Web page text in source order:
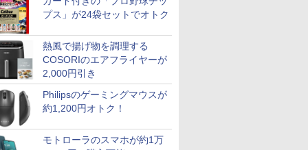
プス」が24袋セットでオトク
熱風で揚げ物を調理する
COSORIのエアフライヤーが
2,000円引き
Philipsのゲーミングマウスが
約1,200円オトク！
モトローラのスマホが約1万